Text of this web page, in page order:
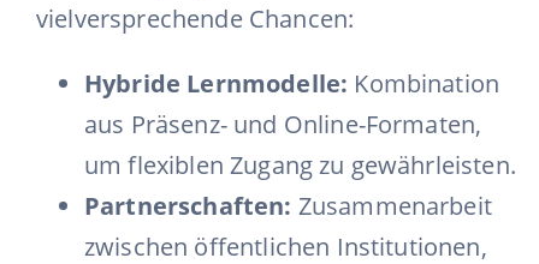
vielversprechende Chancen:
Hybride Lernmodelle: Kombination
aus Präsenz- und Online-Formaten,
um flexiblen Zugang zu gewährleisten.
Partnerschaften: Zusammenarbeit
zwischen öffentlichen Institutionen,